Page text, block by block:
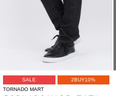
SALE
2BUY10%
TORNADO MART